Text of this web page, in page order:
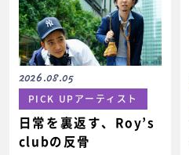
2026.08.05
PICK UPアーティスト
日常を裏返す、Roy’s
clubの反骨